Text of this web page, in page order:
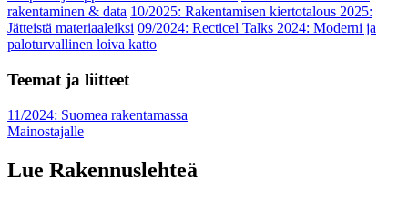
rakentaminen & data 10/2025: Rakentamisen kiertotalous 2025:
Jätteistä materiaaleiksi 09/2024: Recticel Talks 2024: Moderni ja
paloturvallinen loiva katto
Teemat ja liitteet
11/2024: Suomea rakentamassa
Mainostajalle
Lue Rakennuslehteä